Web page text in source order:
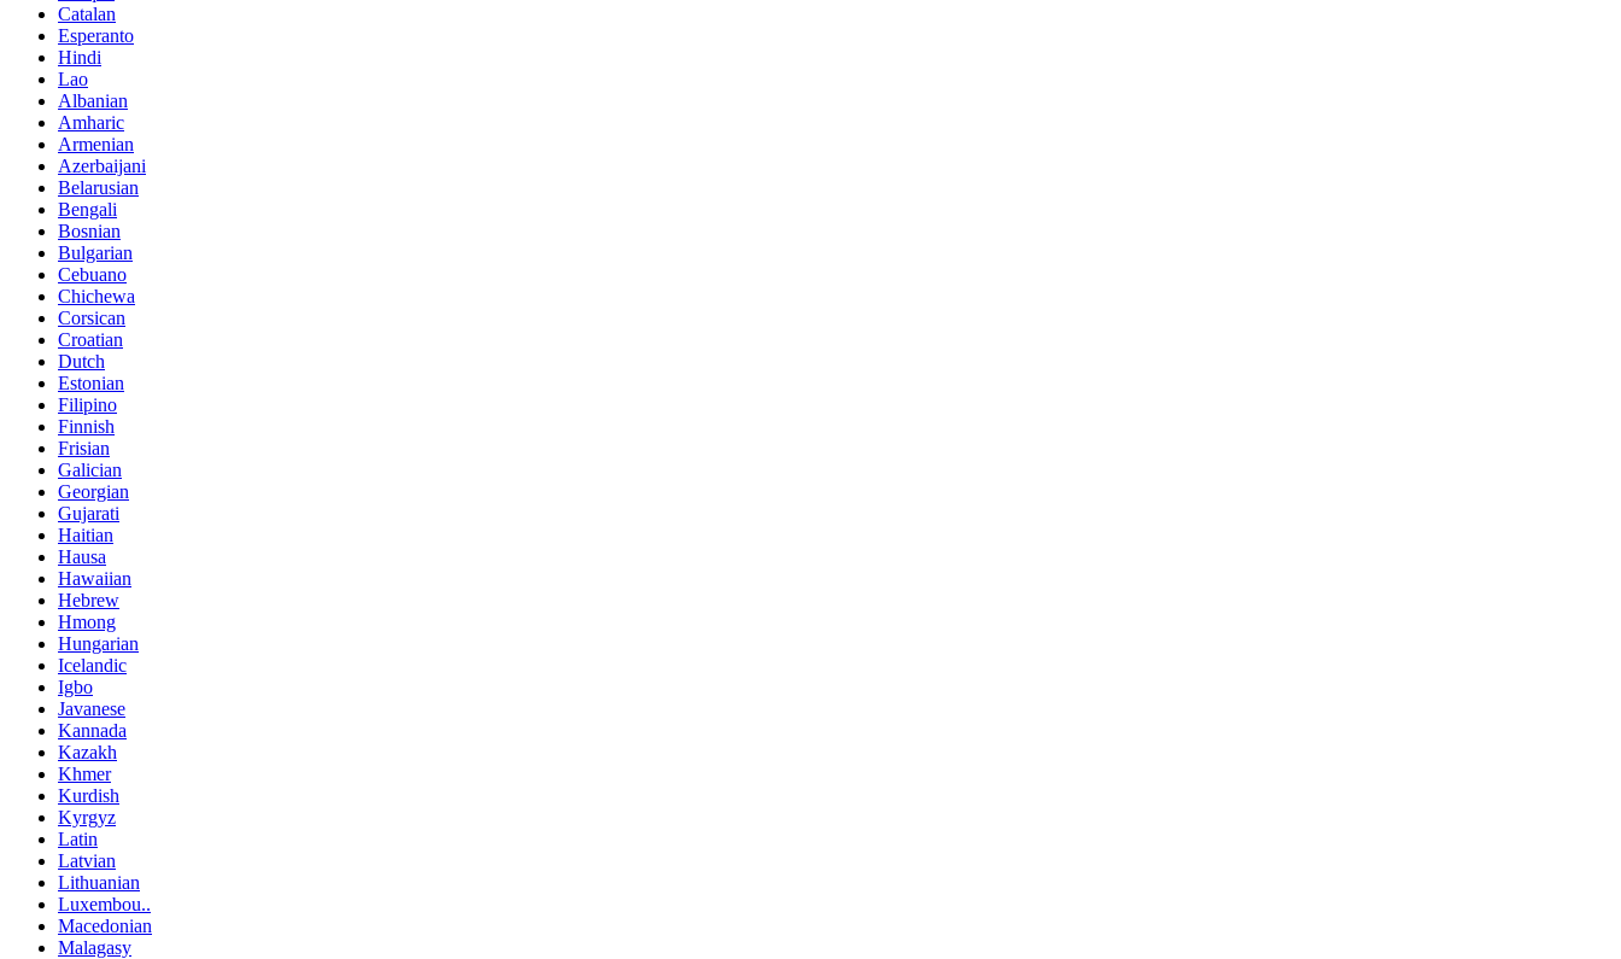
Catalan
Esperanto
Hindi
Lao
Albanian
Amharic
Armenian
Azerbaijani
Belarusian
Bengali
Bosnian
Bulgarian
Cebuano
Chichewa
Corsican
Croatian
Dutch
Estonian
Filipino
Finnish
Frisian
Galician
Georgian
Gujarati
Haitian
Hausa
Hawaiian
Hebrew
Hmong
Hungarian
Icelandic
Igbo
Javanese
Kannada
Kazakh
Khmer
Kurdish
Kyrgyz
Latin
Latvian
Lithuanian
Luxembou..
Macedonian
Malagasy